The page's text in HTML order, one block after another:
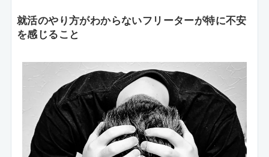
就活のやり方がわからないフリーターが特に不安
を感じること